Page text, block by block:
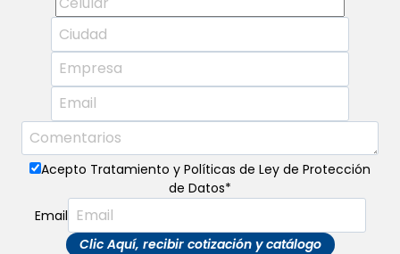
Acepto Tratamiento y Políticas de Ley de Protección
de Datos*
Email
Clic Aquí, recibir cotización y catálogo